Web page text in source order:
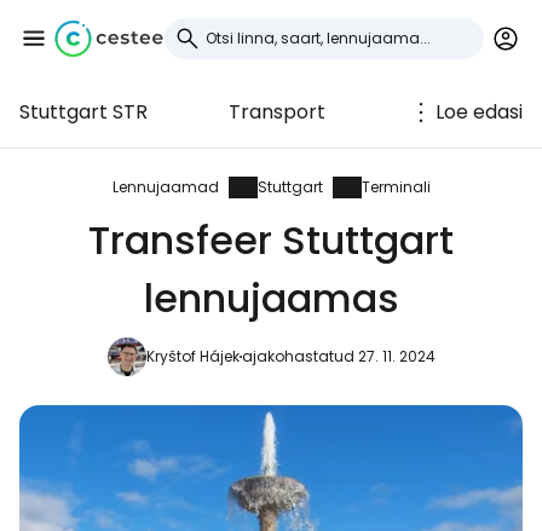
Stuttgart STR Transport Loe edasi
Lennujaamad Stuttgart Terminali
Transfeer Stuttgart
lennujaamas
Kryštof Hájekajakohastatud 27. 11. 2024
Logi sisse
Cestee'sse
... ülemaailmne reisikogukond
Jätka Google'iga
Jätka Facebookiga
Jätkake e-kirjaga